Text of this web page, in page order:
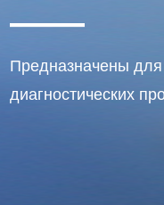
——
Предназначены
диагностических